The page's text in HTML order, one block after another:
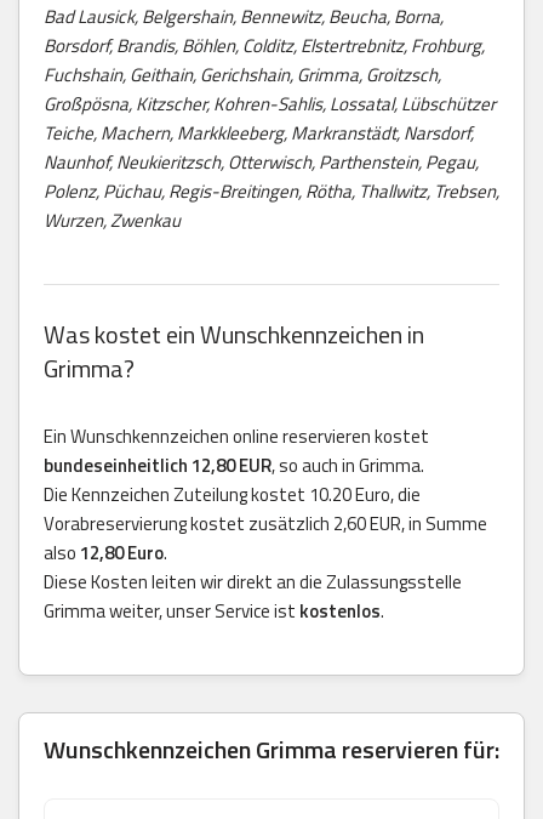
Bad Lausick, Belgershain, Bennewitz, Beucha, Borna,
Borsdorf, Brandis, Böhlen, Colditz, Elstertrebnitz, Frohburg,
Fuchshain, Geithain, Gerichshain, Grimma, Groitzsch,
Großpösna, Kitzscher, Kohren-Sahlis, Lossatal, Lübschützer
Teiche, Machern, Markkleeberg, Markranstädt, Narsdorf,
Naunhof, Neukieritzsch, Otterwisch, Parthenstein, Pegau,
Polenz, Püchau, Regis-Breitingen, Rötha, Thallwitz, Trebsen,
Wurzen, Zwenkau
Was kostet ein Wunschkennzeichen in
Grimma?
Ein Wunschkennzeichen online reservieren kostet
bundeseinheitlich 12,80 EUR, so auch in Grimma.
Die Kennzeichen Zuteilung kostet 10.20 Euro, die
Vorabreservierung kostet zusätzlich 2,60 EUR, in Summe
also 12,80 Euro.
Diese Kosten leiten wir direkt an die Zulassungsstelle
Grimma weiter, unser Service ist kostenlos.
Wunschkennzeichen Grimma reservieren für: